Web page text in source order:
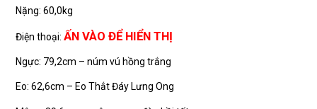
Nặng: 60,0kg
Điện thoại:ẤN VÀO ĐỂ HIỂN THỊ
Ngực: 79,2cm – núm vú hồng trắng
Eo: 62,6cm – Eo Thắt Đáy Lưng Ong